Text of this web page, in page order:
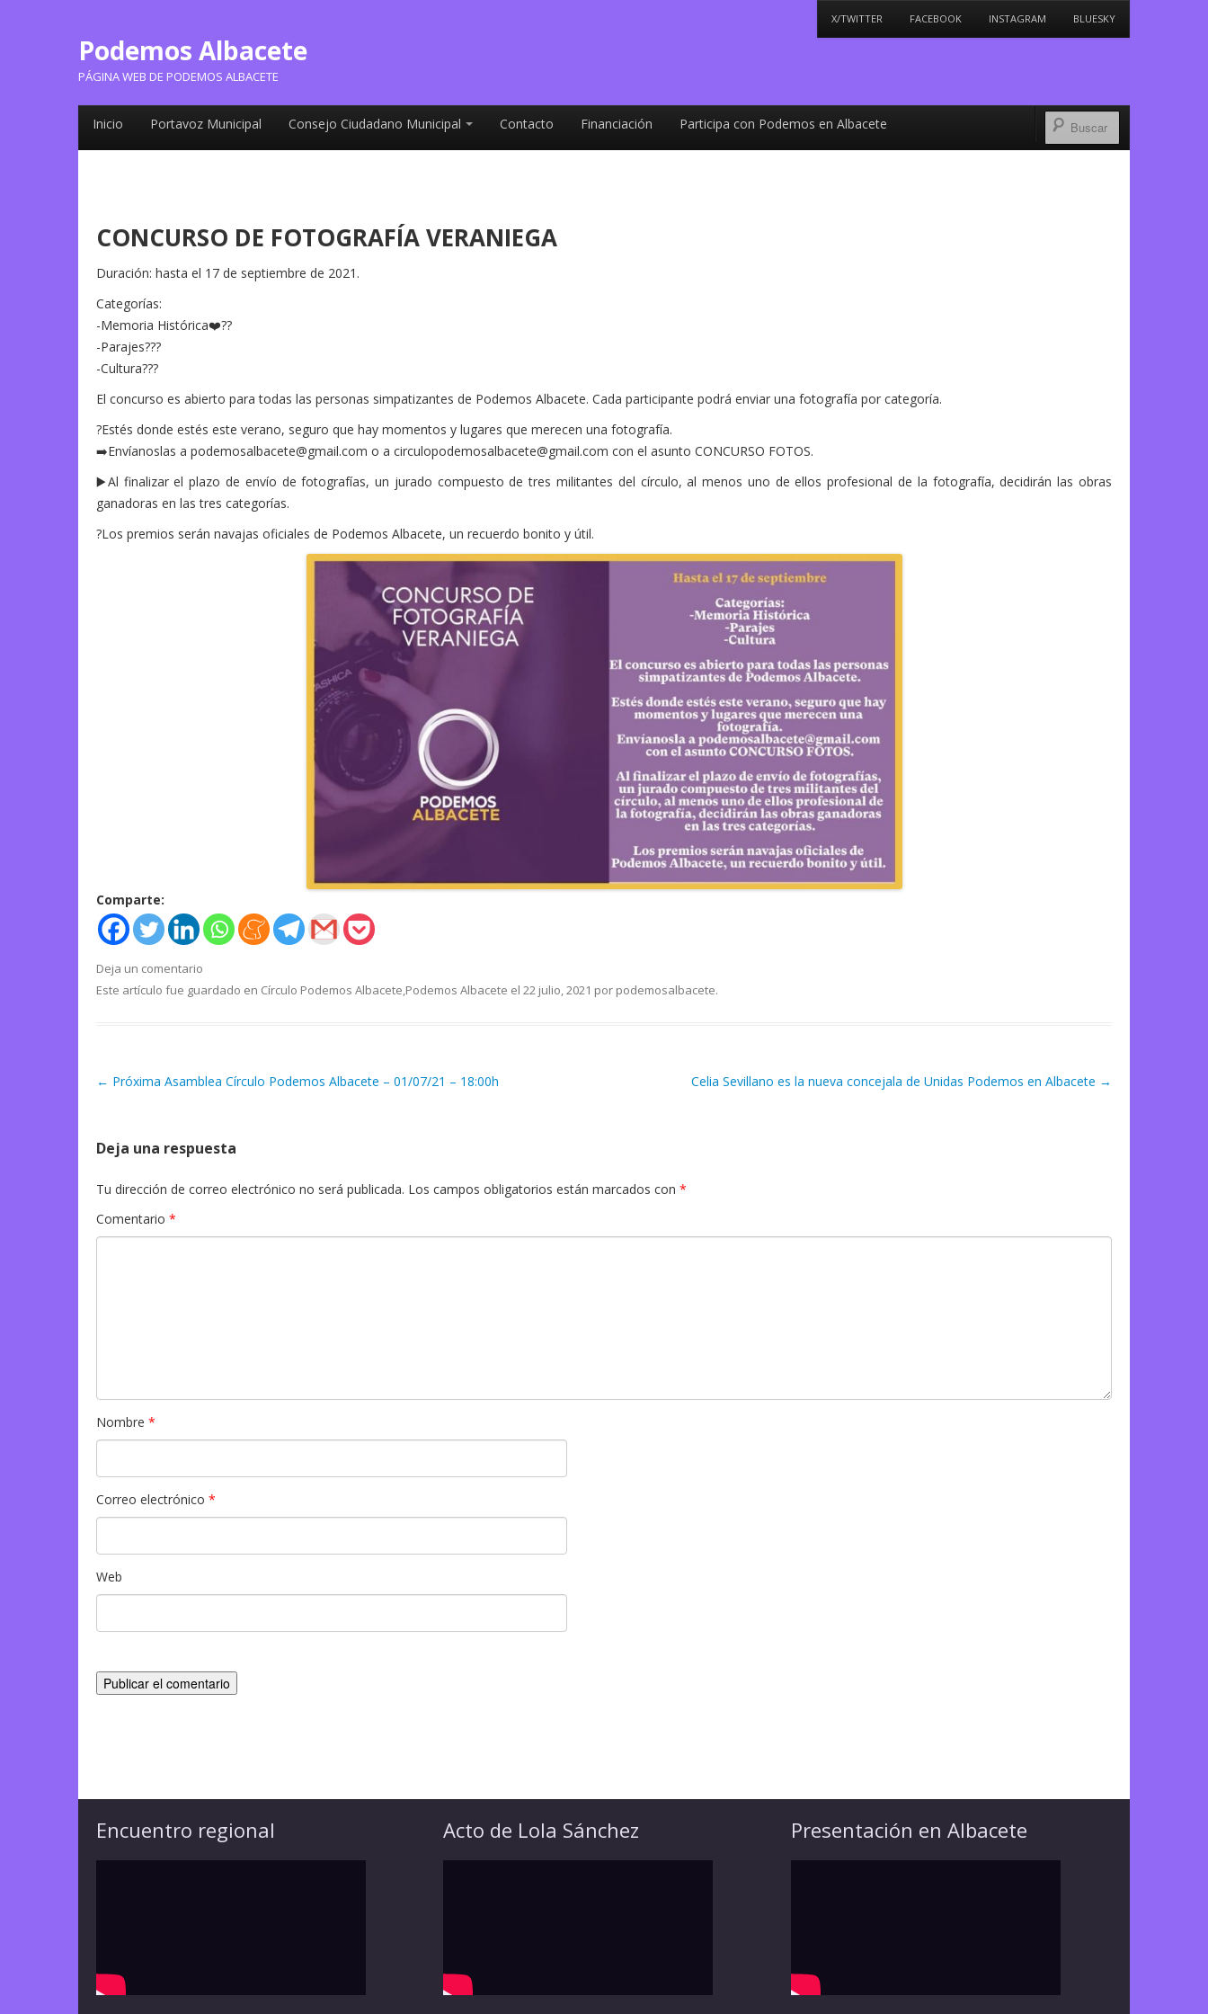
Podemos Albacete
PÁGINA WEB DE PODEMOS ALBACETE
X/TWITTER FACEBOOK INSTAGRAM BLUESKY
Inicio Portavoz Municipal Consejo Ciudadano Municipal Contacto Financiación Participa con Podemos en Albacete
CONCURSO DE FOTOGRAFÍA VERANIEGA
Duración: hasta el 17 de septiembre de 2021.
Categorías:
-Memoria Histórica❤️??
-Parajes???
-Cultura???
El concurso es abierto para todas las personas simpatizantes de Podemos Albacete. Cada participante podrá enviar una fotografía por categoría.
?Estés donde estés este verano, seguro que hay momentos y lugares que merecen una fotografía.
➡️Envíanoslas a podemosalbacete@gmail.com o a circulopodemosalbacete@gmail.com con el asunto CONCURSO FOTOS.
▶️Al finalizar el plazo de envío de fotografías, un jurado compuesto de tres militantes del círculo, al menos uno de ellos profesional de la fotografía, decidirán las obras
ganadoras en las tres categorías.
?Los premios serán navajas oficiales de Podemos Albacete, un recuerdo bonito y útil.
Comparte:
Deja un comentario
Este artículo fue guardado en Círculo Podemos Albacete,Podemos Albacete el 22 julio, 2021 por podemosalbacete.
Navegación de artículos
← Próxima Asamblea Círculo Podemos Albacete – 01/07/21 – 18:00h Celia Sevillano es la nueva concejala de Unidas Podemos en Albacete →
Deja una respuesta
Tu dirección de correo electrónico no será publicada. Los campos obligatorios están marcados con *
Comentario *
Nombre *
Correo electrónico *
Web
Encuentro regional Acto de Lola Sánchez Presentación en Albacete